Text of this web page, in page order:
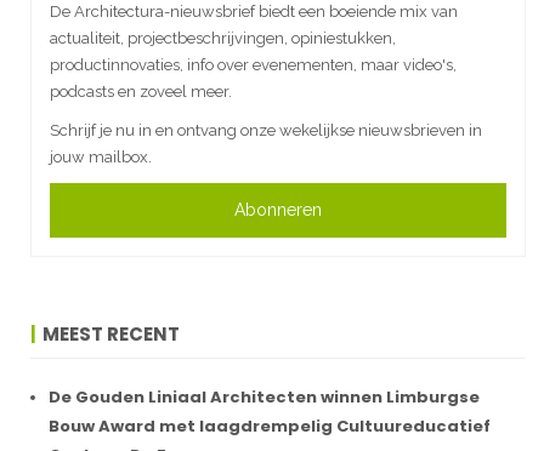
De Architectura-nieuwsbrief biedt een boeiende mix van
actualiteit, projectbeschrijvingen, opiniestukken,
productinnovaties, info over evenementen, maar video's,
podcasts en zoveel meer.
Schrijf je nu in en ontvang onze wekelijkse nieuwsbrieven in
jouw mailbox.
Abonneren
MEEST RECENT
De Gouden Liniaal Architecten winnen Limburgse
Bouw Award met laagdrempelig Cultuureducatief